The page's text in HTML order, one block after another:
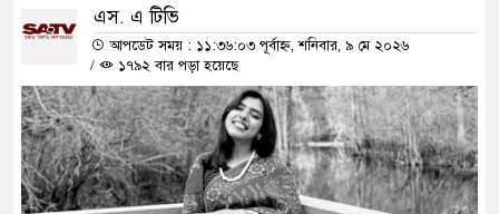
এস. এ টিভি
আপডেট সময় : ১১:৩৬:০৩ পূর্বাহ্ন, শনিবার, ৯ মে ২০২৬
/
১৭৯২ বার পড়া হয়েছে